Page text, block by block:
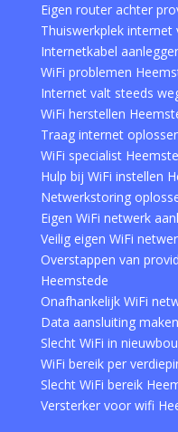
Eigen router achter
Thuiswerkplek
Internetkabel
WiFi problemen
Internet valt steeds
WiFi herstellen
Traag internet
WiFi specialist
Hulp bij WiFi instellen
Netwerkstoring
Eigen WiFi netwerk
Veilig eigen WiFi
Overstappen van
Heemstede
Onafhankelijk WiFi
Data aansluiting
Slecht WiFi in
WiFi bereik per
Slecht WiFi bereik
Versterker voor wifi